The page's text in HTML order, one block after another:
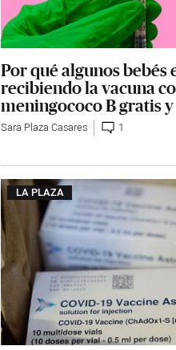
Por qué algunos bebés
recibiendo la vacuna
meningococo B gratis
Sara Plaza Casares 1
LA PLAZA